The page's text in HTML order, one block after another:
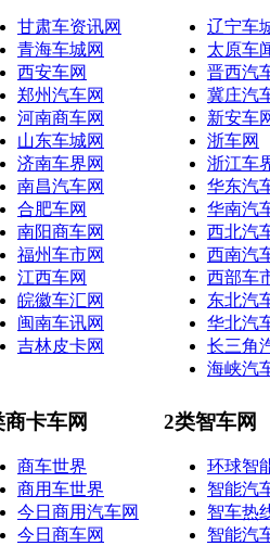
甘肃车资讯网
青海车城网
西安车网
郑州汽车网
河南商车网
山东车城网
济南车界网
南昌汽车网
合肥车网
南阳商车网
福州车市网
江西车网
皖徽车汇网
闽南车讯网
吉林皮卡网
辽宁车
太原车
晋西汽
冀庄汽
新安车
浙车网
浙江车
华东汽
华南汽
西北汽
西南汽
西部车
东北汽
华北汽
长三角
海峡汽
商卡车网
商车世界
商用车世界
今日商用汽车网
今日商车网
2类智车网
环球智
智能汽
智车热
智能汽